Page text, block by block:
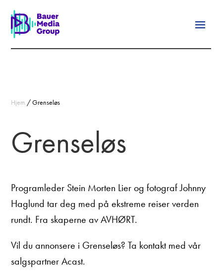
Hjem /Grenseløs
Grenseløs
Programleder Stein Morten Lier og fotograf Johnny
Haglund tar deg med på ekstreme reiser verden
rundt. Fra skaperne av AVHØRT.
Vil du annonsere i Grenseløs? Ta kontakt med vår
salgspartner Acast.